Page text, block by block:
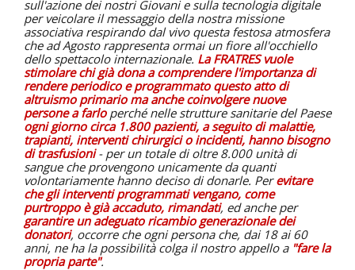
sull'azione dei nostri Giovani e sulla tecnologia digitale
per veicolare il messaggio della nostra missione
associativa respirando dal vivo questa festosa atmosfera
che ad Agosto rappresenta ormai un fiore all'occhiello
dello spettacolo internazionale. LaFRATRESvuole
stimolare chi già dona a comprendere l'importanza di
rendere periodico e programmato questo atto di
altruismo primario ma anche coinvolgere nuove
persone a farloperché nelle strutture sanitarie del Paese
ogni giorno circa 1.800 pazienti, a seguito di malattie,
trapianti, interventi chirurgici o incidenti, hanno bisogno
di trasfusioni- per un totale di oltre 8.000 unità di
sangue che provengono unicamente da quanti
volontariamente hanno deciso di donarle. Perevitare
che gli interventi programmati vengano, come
purtroppo è già accaduto, rimandati, ed anche per
garantire un adeguato ricambio generazionale dei
donatori, occorre che ogni persona che, dai 18 ai 60
anni, ne ha la possibilità colga il nostro appello a "fare la
propria parte".